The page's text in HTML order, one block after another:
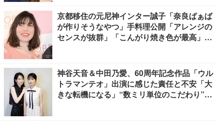
京都移住の元尼神インター誠子「奈良ばぁば
が作りそうなやつ」手料理公開「アレンジの
センスが抜群」「こんがり焼き色が最高」と
神谷天音＆中田乃愛、60周年記念作品「ウル
トラマンテオ」出演に感じた責任と不安「大
きな転機になる」“数ミリ単位のこだわり”特